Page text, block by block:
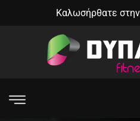
Καλωσήρθατε στην